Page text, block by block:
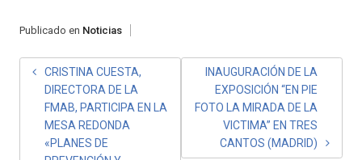
Publicado en Noticias
NAVEGACIÓN
ENTRADAS
CRISTINA CUESTA,
DIRECTORA DE LA
FMAB, PARTICIPA EN LA
MESA REDONDA
«PLANES DE
INAUGURACIÓN DE LA
EXPOSICIÓN “EN PIE
FOTO LA MIRADA DE LA
VICTIMA” EN TRES
CANTOS (MADRID)